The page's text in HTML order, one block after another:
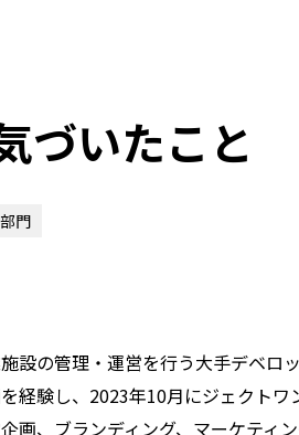
づいたこと
門
設の管理・運営を行う大手デベロ
経験し、2023年10月にジェクトワ
画、ブランディング、マーケティン